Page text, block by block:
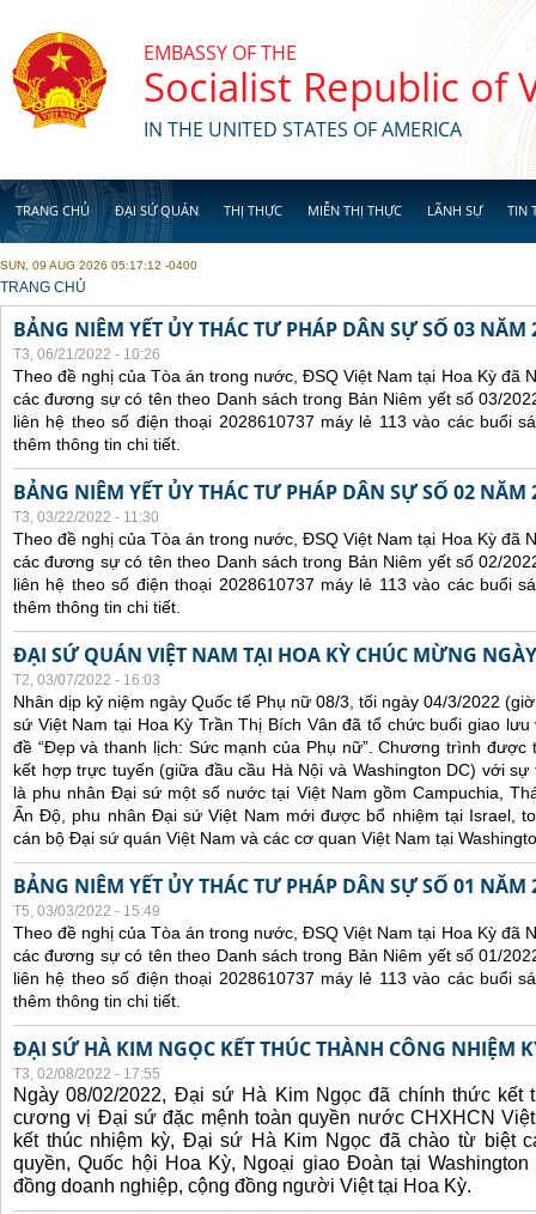
EMBASSY OF THE
Socialist Republic of
IN THE UNITED STATES OF AMERICA
TRANG CHỦ ĐẠI SỨ QUÁN THỊ THỰC MIỄN THỊ THỰC LÃNH SỰ TIN
SUN, 09 AUG 2026 05:17:12 -0400
YOU ARE HERE
TRANG CHỦ
BẢNG NIÊM YẾT ỦY THÁC TƯ PHÁP DÂN SỰ SỐ 03 NĂM
T3, 06/21/2022 - 10:26
Theo đề nghị của Tòa án trong nước, ĐSQ Việt Nam tại Hoa Kỳ đã
các đương sự có tên theo Danh sách trong Bản Niêm yết số 03/
liên hệ theo số điện thoại 2028610737 máy lẻ 113 vào các buổi
thêm thông tin chi tiết.
BẢNG NIÊM YẾT ỦY THÁC TƯ PHÁP DÂN SỰ SỐ 02 NĂM
T3, 03/22/2022 - 11:30
Theo đề nghị của Tòa án trong nước, ĐSQ Việt Nam tại Hoa Kỳ đã
các đương sự có tên theo Danh sách trong Bản Niêm yết số 02/
liên hệ theo số điện thoại 2028610737 máy lẻ 113 vào các buổi
thêm thông tin chi tiết.
ĐẠI SỨ QUÁN VIỆT NAM TẠI HOA KỲ CHÚC MỪNG
T2, 03/07/2022 - 16:03
Nhân dịp kỷ niệm ngày Quốc tế Phụ nữ 08/3, tối ngày 04/3/2022
sứ Việt Nam tại Hoa Kỳ Trần Thị Bích Vân đã tổ chức buổi giao
đề “Đẹp và thanh lịch: Sức mạnh của Phụ nữ”. Chương trình
kết hợp trực tuyến (giữa đầu cầu Hà Nội và Washington DC) với
là phu nhân Đại sứ một số nước tại Việt Nam gồm Campuchia,
Ấn Độ, phu nhân Đại sứ Việt Nam mới được bổ nhiệm tại Israel,
cán bộ Đại sứ quán Việt Nam và các cơ quan Việt Nam tại
BẢNG NIÊM YẾT ỦY THÁC TƯ PHÁP DÂN SỰ SỐ 01 NĂM
T5, 03/03/2022 - 15:49
Theo đề nghị của Tòa án trong nước, ĐSQ Việt Nam tại Hoa Kỳ đã
các đương sự có tên theo Danh sách trong Bản Niêm yết số 01/
liên hệ theo số điện thoại 2028610737 máy lẻ 113 vào các buổi
thêm thông tin chi tiết.
ĐẠI SỨ HÀ KIM NGỌC KẾT THÚC THÀNH CÔNG NHIỆM
T3, 02/08/2022 - 17:55
Ngày 08/02/2022, Đại sứ Hà Kim Ngọc đã chính thức kết
cương vị Đại sứ đặc mệnh toàn quyền nước CHXHCN
kết thúc nhiệm kỳ, Đại sứ Hà Kim Ngọc đã chào từ biệt
quyền, Quốc hội Hoa Kỳ, Ngoại giao Đoàn tại
đồng doanh nghiệp, cộng đồng người Việt tại Hoa Kỳ.